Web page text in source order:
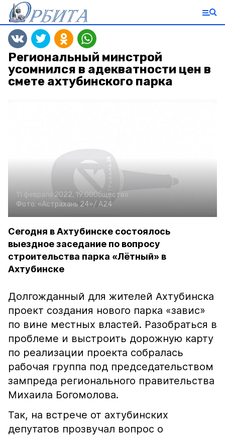
Региональный минстрой
усомнился в адекватности цен в
смете ахтубинского парка
11 февраля 2022, 19:00Общество
Фото: «Астрахань 24»/ А24
Сегодня в Ахтубинске состоялось
выездное заседание по вопросу
строительства парка «Лётный» в
Ахтубинске
Долгожданный для жителей Ахтубинска
проект создания нового парка «завис»
по вине местных властей. Разобраться в
проблеме и выстроить дорожную карту
по реализации проекта собралась
рабочая группа под председательством
зампреда регионального правительства
Михаила Богомолова.
Так, на встрече от ахтубинских
депутатов прозвучал вопрос о